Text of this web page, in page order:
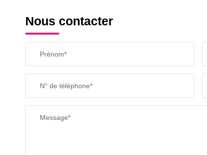
Nous contacter
Prénom*
N° de téléphone*
Message*